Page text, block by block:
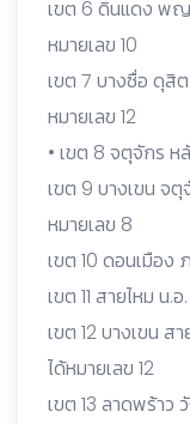
เขต 6 ดินแดง พ
หมายเลข 10
เขต 7 บางซื่อ ดุสิ
หมายเลข 12
• เขต 8 จตุจักร ห
เขต 9 บางเขน จ
หมายเลข 8
เขต 10 ดอนเมือง
เขต 11 สายไหม
เขต 12 บางเขน
ได้หมายเลข 12
เขต 13 ลาดพร้าว